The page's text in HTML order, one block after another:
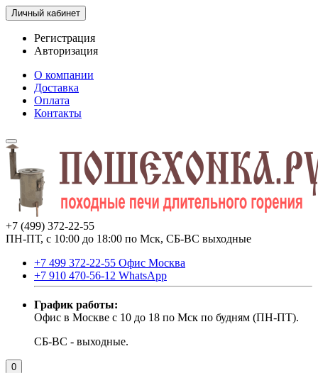
Личный кабинет
Регистрация
Авторизация
О компании
Доставка
Оплата
Контакты
+7 (499) 372-22-55
ПН-ПТ, с 10:00 до 18:00 по Мск, СБ-ВС выходные
+7 499 372-22-55 Офис Москва
+7 910 470-56-12 WhatsApp
График работы:
Офис в Москве с 10 до 18 по Мск по будням (ПН-ПТ).
СБ-ВС - выходные.
0